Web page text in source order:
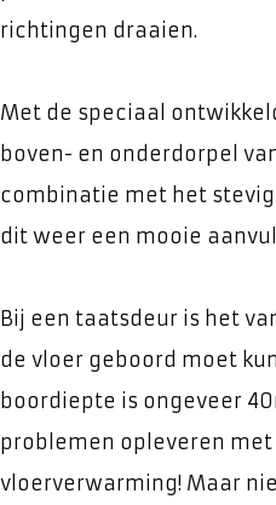
richtingen draaien.
Met de speciaal
boven- en onderdorpel
combinatie met het
dit weer een mooie
Bij een taatsdeur is het
de vloer geboord moet
boordiepte is ongeveer
problemen opleveren
vloerverwarming! Maar